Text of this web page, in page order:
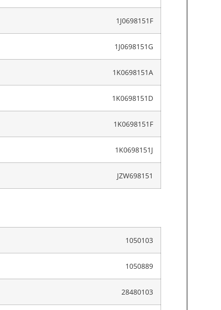
1J0698151F
1J0698151G
1K0698151A
1K0698151D
1K0698151F
1K0698151J
JZW698151
1050103
1050889
28480103